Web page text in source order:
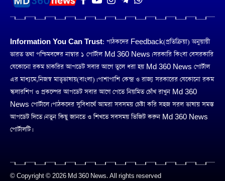
Information You Can Trust: পাঠকদের Feedback(প্রতিক্রিয়া) অনুয়ায়ী
ভারত তথা পশ্চিমবঙ্গের নাম্বার ১ পোর্টাল Md 360 News। সরকারি কিংবা বেসরকারি
যেকোনো রকম চাকরির আপডেট সবার আগে তুলে ধরা হয় Md 360 News পোর্টাল
এর মাধ্যমে,নিজস্ব মাতৃভাষায়(বাংলা)। পাশাপাশি কেন্দ্র ও রাজ্য সরকারের যেকোনো রকম
স্কলারশিপ ও প্রকল্পের আপডেট সবার আগে পেতে নিয়মিত চোঁখ রাখুন Md 360
News পোর্টালে। পাঠকদের সুবিধার্থে আমরা সবসময় চেষ্টা করি সহজ সরল ভাষায় সমস্ত
আপডেট দিতে। নতুন কিছু জানতে ও শিখতে সবসময় ভিজিট করুন Md 360 News
পোর্টালটি।
© Copyright © 2026 Md 360 News. All rights reserved